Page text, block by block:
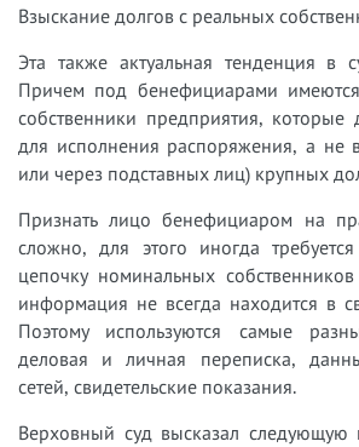
Взыскание долгов с реальных
Эта также актуальная тенденция в
Причем под бенефициарами
собственники предприятия, которые
для исполнения распоряжения, а не
или через подставных лиц) крупных
Признать лицо бенефициаром на
сложно, для этого иногда
цепочку номинальных
информация не всегда находится в
Поэтому используются самые
деловая и личная переписка,
сетей, свидетельские показания.
Верховный суд высказал